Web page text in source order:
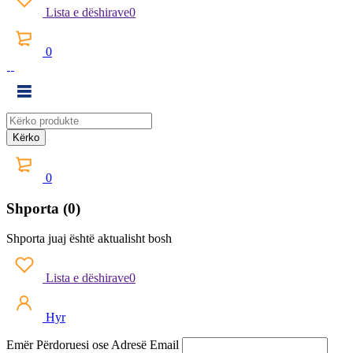
Lista e dëshirave0
0
0
Shporta (0)
Shporta juaj është aktualisht bosh
Lista e dëshirave0
Hyr
Emër Përdoruesi ose Adresë Email